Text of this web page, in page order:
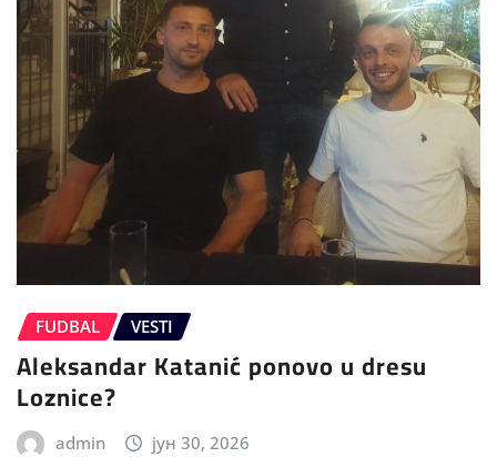
FUDBAL VESTI
Aleksandar Katanić ponovo u dresu
Loznice?
admin јун 30, 2026